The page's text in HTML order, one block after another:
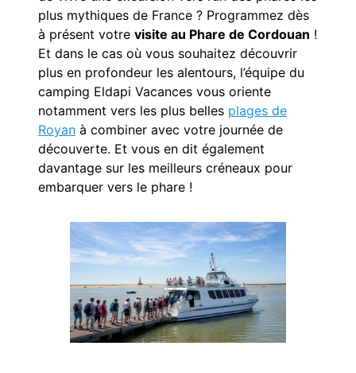
plus mythiques de France ? Programmez dès
à présent votre visite au Phare de Cordouan !
Et dans le cas où vous souhaitez découvrir
plus en profondeur les alentours, l’équipe du
camping Eldapi Vacances vous oriente
notamment vers les plus belles plages de
Royan à combiner avec votre journée de
découverte. Et vous en dit également
davantage sur les meilleurs créneaux pour
embarquer vers le phare !